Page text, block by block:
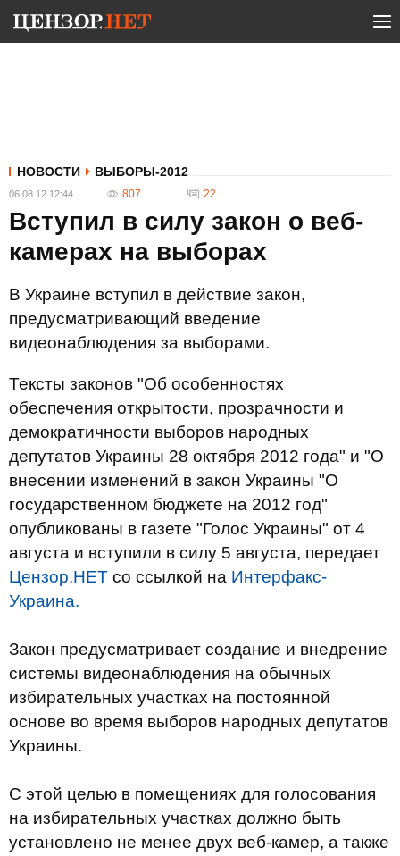
НОВОСТИ ВЫБОРЫ-2012
06.08.12 12:44 807 22
Вступил в силу закон о веб-
камерах на выборах
В Украине вступил в действие закон,
предусматривающий введение
видеонаблюдения за выборами.
Тексты законов "Об особенностях
обеспечения открытости, прозрачности и
демократичности выборов народных
депутатов Украины 28 октября 2012 года" и "О
внесении изменений в закон Украины "О
государственном бюджете на 2012 год"
опубликованы в газете "Голос Украины" от 4
августа и вступили в силу 5 августа, передает
Цензор.НЕТ со ссылкой на Интерфакс-
Украина.
Закон предусматривает создание и внедрение
системы видеонаблюдения на обычных
избирательных участках на постоянной
основе во время выборов народных депутатов
Украины.
С этой целью в помещениях для голосования
на избирательных участках должно быть
установлено не менее двух веб-камер, а также